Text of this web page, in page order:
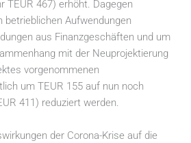
TEUR 467) erhöht. Dagegen
betrieblichen Aufwendungen
aus Finanzgeschäften und um
mit der Neuprojektierung
vorgenommenen
um TEUR 155 auf nun noch
411) reduziert werden.
der Corona-Krise auf die